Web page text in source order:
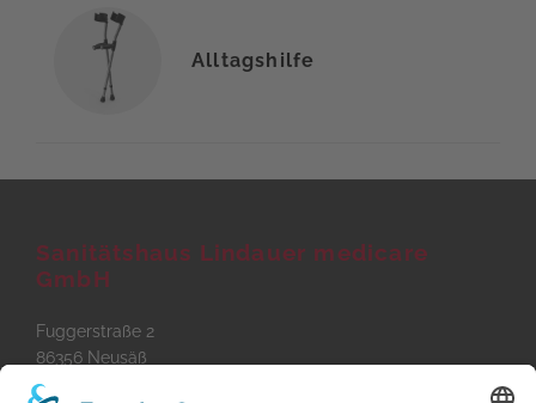
Alltagshilfe
Sanitätshaus Lindauer medicare
GmbH
Fuggerstraße 2
86356 Neusäß
Tel